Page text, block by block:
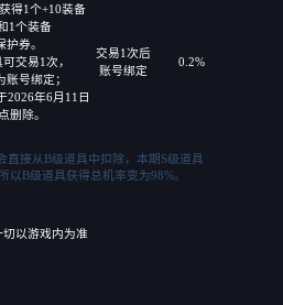
得1个+10装备
1个装备
护券。
交易1次，
账号绑定；
2026年6月11日
删除。
交易1次后
账号绑定
0.2%
直接从B级道具中扣除，本期S级道具
以B级道具获得总机率变为98%。
以游戏内为准